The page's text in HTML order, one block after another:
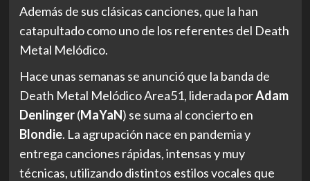
Además de sus clásicas canciones, que la han
catapultado como uno de los referentes del Death
Metal Melódico.
Hace unas semanas se anunció que la banda de
Death Metal Melódico Area51, liderada porAdam
Denlinger(MaYaN) se suma al concierto en
Blondie. La agrupación nace en pandemia y
entrega canciones rápidas, intensas y muy
técnicas, utilizando distintos estilos vocales que